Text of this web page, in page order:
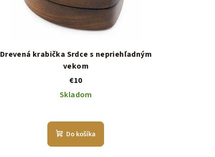
Drevená krabička Srdce s nepriehľadným
vekom
€10
Skladom
Do košíka